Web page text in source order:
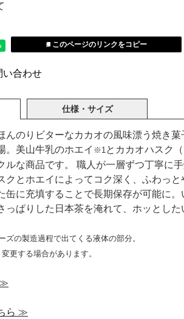
このページのリンクをコピー
い合わせ
仕様・サイズ
んのりビターなカカオの風味漂う焼き
。美山牛乳のホエイ ※1とカカオハスク
ルな商品です。 職人が一層ずつ丁寧に
クとホエイによってコク深く、ふわっ
缶に充填することで長期保存が可能に。
っぱりした日本茶を淹れて、ホッとした
の製造過程で出てくる液体の部分。
更する場合があります。
≫
ら ≫